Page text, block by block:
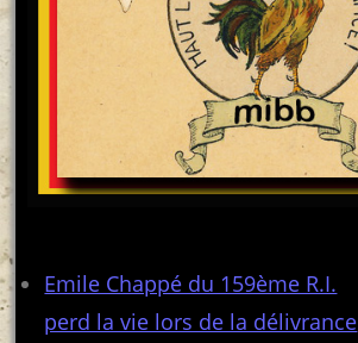
Emile Chappé du 159ème R.I.
perd la vie lors de la délivrance